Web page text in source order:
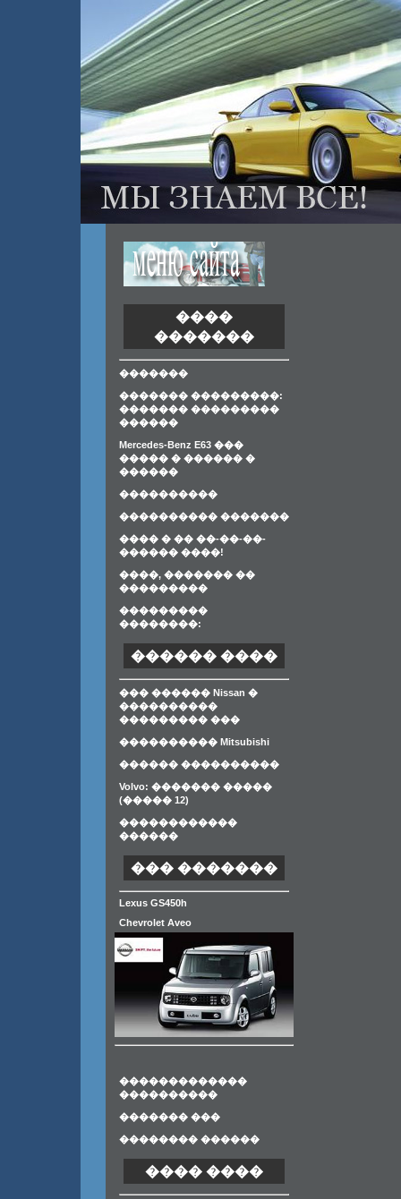
����
�������
�������
������� ���������:
������� ���������
������
Mercedes-Benz E63 ���
����� � ������ �
������
����������
���������� �������
���� � �� ��-��-��-
������ ����!
����, ������� ��
���������
���������
��������:
������ ����
��� ������ Nissan �
����������
��������� ���
���������� Mitsubishi
������ ����������
Volvo: ������� �����
(����� 12)
������������
������
��� �������
Lexus GS450h
Chevrolet Aveo
�������������
����������
������� ���
�������� ������
���� ����